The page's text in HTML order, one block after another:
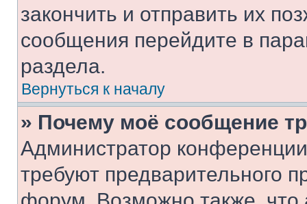
закончить и отправить их
сообщения перейдите в
раздела.
Вернуться к началу
» Почему моё сообщение
Администратор
требуют предварительного